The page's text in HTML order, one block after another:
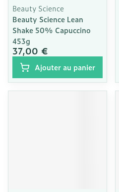
Beauty Science
Beauty Science Lean
Shake 50% Capuccino
453g
37,00 €
Ajouter au panier